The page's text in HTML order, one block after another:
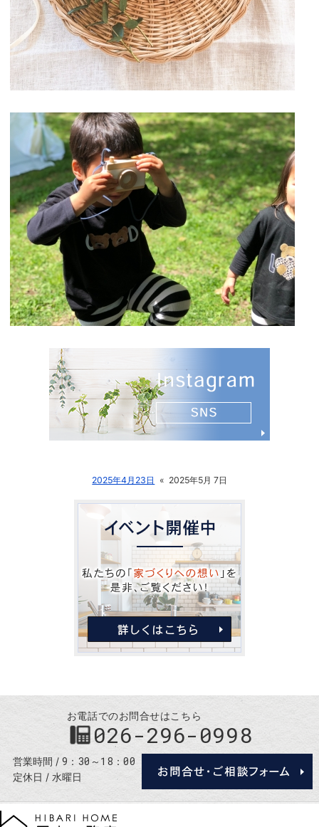
2025年4月23日 « 2025年5月 7日
お電話でのお問合せはこちら
026-296-0998
営業時間 9：30～18：00
定休日 水曜日